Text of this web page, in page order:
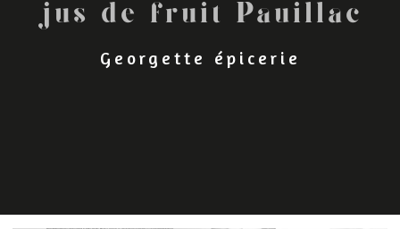
jus de fruit Pauillac
Georgette épicerie